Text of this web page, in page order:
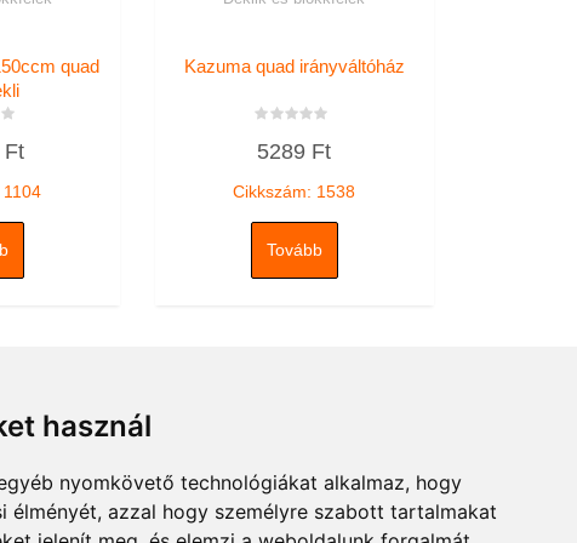
használ
nyomkövető technológiákat alkalmaz, hogy
élményét, azzal hogy személyre szabott tartalmakat
quad
Ft
Kazuma quad irányváltóház
0
5289 Ft
Cikkszám: 1538
Tovább